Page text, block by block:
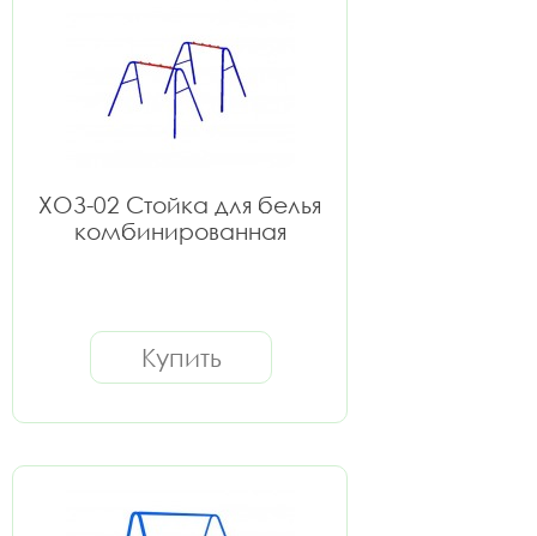
ХОЗ-02 Стойка для белья
комбинированная
Купить